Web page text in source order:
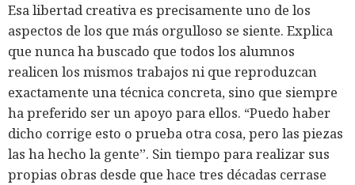
Esa libertad creativa es precisamente uno de los
aspectos de los que más orgulloso se siente. Explica
que nunca ha buscado que todos los alumnos
realicen los mismos trabajos ni que reproduzcan
exactamente una técnica concreta, sino que siempre
ha preferido ser un apoyo para ellos. “Puedo haber
dicho corrige esto o prueba otra cosa, pero las piezas
las ha hecho la gente”. Sin tiempo para realizar sus
propias obras desde que hace tres décadas cerrase